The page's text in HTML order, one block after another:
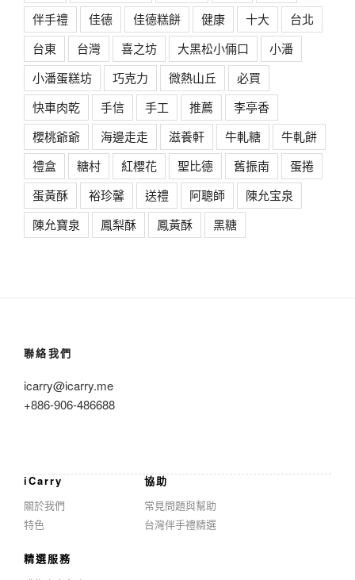
伴手禮
佳德 佳德糕餅 健康 十大
台北
台東
台灣 喜之坊 大黑松小倆口
小潘
小潘蛋糕坊
巧克力 微熱山丘
必買
快車肉乾
手信 手工 推薦
李亭香
櫻桃爺爺
海邊走走 滋養軒 牛軋糖
牛軋餅
禮盒
糖村 紅櫻花 聖比德 舊振南
蛋捲
蛋黃酥
裕珍馨 送禮 阿聰師
陳允宝泉
陳允寶泉
鳳梨酥 鳳黃酥 黑糖
聯絡我們
icarry@icarry.me
+886-906-486688
iCarry
關於我們
特色
協助
常見問題與幫助
台灣伴手禮精選
精選服務